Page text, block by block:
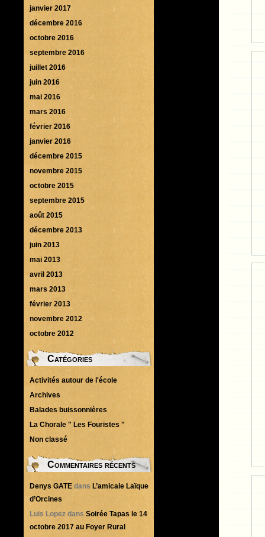
janvier 2017
décembre 2016
octobre 2016
septembre 2016
juillet 2016
juin 2016
mai 2016
mars 2016
février 2016
janvier 2016
décembre 2015
novembre 2015
octobre 2015
septembre 2015
août 2015
décembre 2013
juin 2013
mai 2013
avril 2013
mars 2013
février 2013
novembre 2012
octobre 2012
Catégories
Activités autour de l'école
Archives
Balades buissonnières
La Chorale " Les Fouristes "
Non classé
Commentaires récents
Denys GATE dans L’amicale Laïque
d’Orcines
Luis Lopez dans Soirée Tapas le 14
octobre 2017 au Foyer Rural